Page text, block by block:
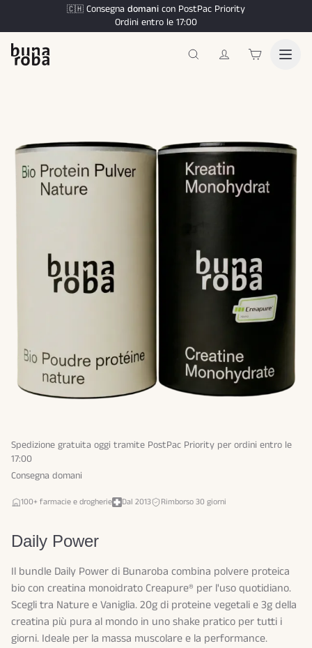
🇨🇭 Consegna domani con PostPac Priority
Ordini entro le 17:00
Spedizione gratuita oggi tramite PostPac Priority per ordini entro le
17:00
Consegna domani
100+ farmacie e drogherie Dal 2013 Rimborso 30 giorni
Daily Power
Il bundle Daily Power di Bunaroba combina polvere proteica
bio con creatina monoidrato Creapure® per l'uso quotidiano.
Scegli tra Nature e Vaniglia. 20g di proteine vegetali e 3g della
creatina più pura al mondo in uno shake pratico per tutti i
giorni. Ideale per la massa muscolare e la performance.